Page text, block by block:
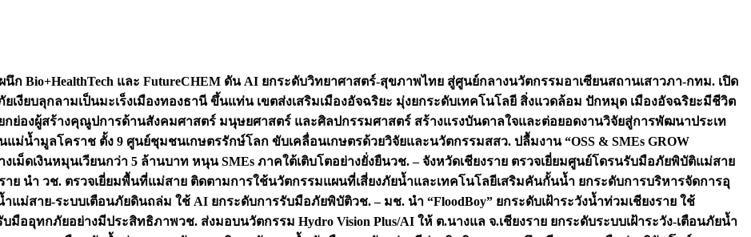
นึก Bio+HealthTech และ FutureCHEM ดัน AI ยกระดับวิทยาศาสตร์-สุขภาพไทย สู่ศูนย์กลางนวัตกรรมอาเซียนสถานเสาวภา-กทม. เปิด
เงียบลุกลามเป็นมะเร็งเมืองทองธานี ขึ้นแท่น เขตส่งเสริมเมืองอัจฉริยะ มุ่งยกระดับเทคโนโลยี สิ่งแวดล้อม ปักหมุด เมืองอัจฉริยะมีชีวิต
กย่องผู้สร้างคุณูปการด้านสังคมศาสตร์ มนุษยศาสตร์ และศิลปกรรมศาสตร์ สร้างแรงบันดาลใจและต่อยอดงานวิจัยสู่การพัฒนาประเท
แม่น้ำมูลโคราช ตั้ง 9 ศูนย์ชุมชนเกษตรรักษ์โลก ขับเคลื่อนเกษตรด้วยวิจัยและนวัตกรรมสสว. ปลื้มงาน “OSS & SMEs GROW
เม็ดเงินหมุนเวียนกว่า 5 ล้านบาท หนุน SMEs ภาคใต้เติบโตอย่างยั่งยืนวช. – จังหวัดเชียงราย ตรวจเยี่ยมศูนย์โดรนรับมือภัยพิบัติแม่สาย
ราย นำ วช. ตรวจเยี่ยมพื้นที่แม่สาย ติดตามการใช้นวัตกรรมแผนที่เสี่ยงภัยน้ำและเทคโนโลยีเสริมคันกั้นน้ำ ยกระดับการบริหารจัดการอุ
ำแม่สาย-ระบบเตือนภัยดินถล่ม ใช้ AI ยกระดับการรับมือภัยพิบัติวช. – มช. นำ “FloodBoy” ยกระดับเฝ้าระวังน้ำท่วมเชียงราย ใช้
บมืออุทกภัยอย่างมีประสิทธิภาพวช. ส่งมอบนวัตกรรม Hydro Vision Plus/AI ให้ ต.นางแล จ.เชียงราย ยกระดับระบบเฝ้าระวัง-เตือนภัยน้ำ